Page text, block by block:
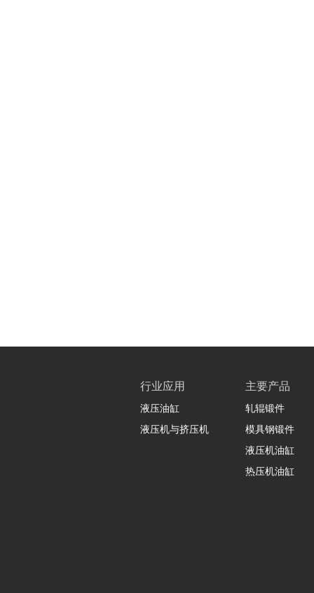
行业应用
液压油缸
液压机与挤压机
主要产品
轧辊锻件
模具钢锻件
液压机油缸
热压机油缸